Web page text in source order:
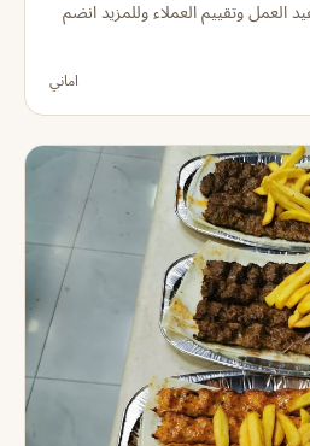
العمل وتقييم العملاء وللمزيد انضم
اماني